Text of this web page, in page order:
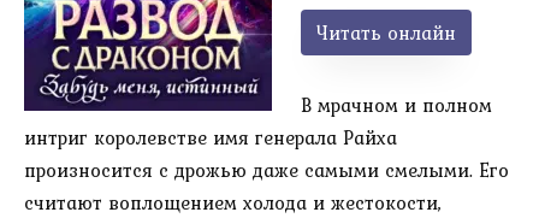
Читать онлайн
В мрачном и полном
интриг королевстве имя генерала Райха
произносится с дрожью даже самыми смелыми. Его
считают воплощением холода и жестокости,